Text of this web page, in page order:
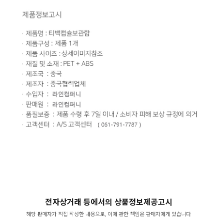
전자상거래 등에서의 상품정보제공고시
해당 판매자가 직접 작성한 내용으로, 이에 관한 책임은 판매자에게 있습니다